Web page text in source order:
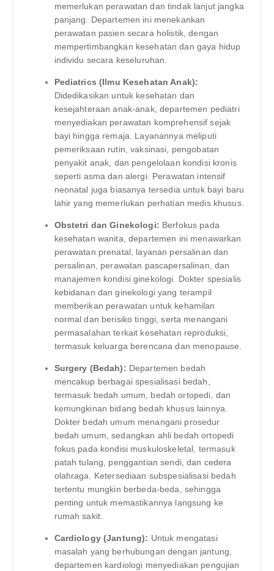
memerlukan perawatan dan tindak lanjut jangka
panjang. Departemen ini menekankan
perawatan pasien secara holistik, dengan
mempertimbangkan kesehatan dan gaya hidup
individu secara keseluruhan.
Pediatrics (Ilmu Kesehatan Anak):
Didedikasikan untuk kesehatan dan
kesejahteraan anak-anak, departemen pediatri
menyediakan perawatan komprehensif sejak
bayi hingga remaja. Layanannya meliputi
pemeriksaan rutin, vaksinasi, pengobatan
penyakit anak, dan pengelolaan kondisi kronis
seperti asma dan alergi. Perawatan intensif
neonatal juga biasanya tersedia untuk bayi baru
lahir yang memerlukan perhatian medis khusus.
Obstetri dan Ginekologi: Berfokus pada
kesehatan wanita, departemen ini menawarkan
perawatan prenatal, layanan persalinan dan
persalinan, perawatan pascapersalinan, dan
manajemen kondisi ginekologi. Dokter spesialis
kebidanan dan ginekologi yang terampil
memberikan perawatan untuk kehamilan
normal dan berisiko tinggi, serta menangani
permasalahan terkait kesehatan reproduksi,
termasuk keluarga berencana dan menopause.
Surgery (Bedah): Departemen bedah
mencakup berbagai spesialisasi bedah,
termasuk bedah umum, bedah ortopedi, dan
kemungkinan bidang bedah khusus lainnya.
Dokter bedah umum menangani prosedur
bedah umum, sedangkan ahli bedah ortopedi
fokus pada kondisi muskuloskeletal, termasuk
patah tulang, penggantian sendi, dan cedera
olahraga. Ketersediaan subspesialisasi bedah
tertentu mungkin berbeda-beda, sehingga
penting untuk memastikannya langsung ke
rumah sakit.
Cardiology (Jantung): Untuk mengatasi
masalah yang berhubungan dengan jantung,
departemen kardiologi menyediakan pengujian